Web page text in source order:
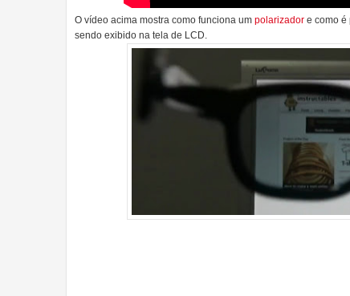
O vídeo acima mostra como funciona um polarizador e como é
sendo exibido na tela de LCD.